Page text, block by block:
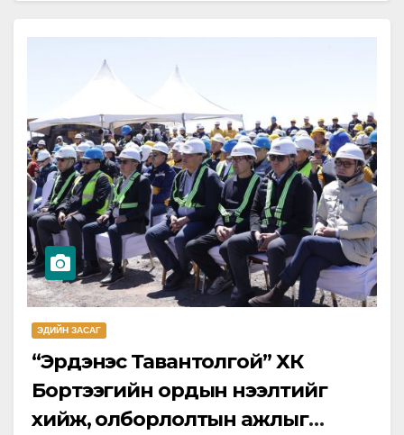
ЭДИЙН ЗАСАГ
“Эрдэнэс Тавантолгой” ХК
Бортээгийн ордын нээлтийг
хийж, олборлолтын ажлыг